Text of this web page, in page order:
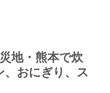
地・熊本で炊
、おにぎり、ス